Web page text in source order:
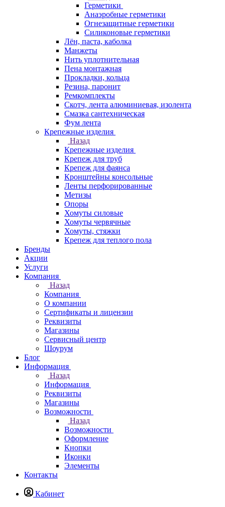
Герметики
Анаэробные герметики
Огнезащитные герметики
Силиконовые герметики
Лён, паста, каболка
Манжеты
Нить уплотнительная
Пена монтажная
Прокладки, кольца
Резина, паронит
Ремкомплекты
Скотч, лента алюминиевая, изолента
Смазка сантехническая
Фум лента
Крепежные изделия
Назад
Крепежные изделия
Крепеж для труб
Крепеж для фаянса
Кронштейны консольные
Ленты перфорированные
Метизы
Опоры
Хомуты силовые
Хомуты червячные
Хомуты, стяжки
Крепеж для теплого пола
Бренды
Акции
Услуги
Компания
Назад
Компания
О компании
Сертификаты и лицензии
Реквизиты
Магазины
Сервисный центр
Шоурум
Блог
Информация
Назад
Информация
Реквизиты
Магазины
Возможности
Назад
Возможности
Оформление
Кнопки
Иконки
Элементы
Контакты
Кабинет